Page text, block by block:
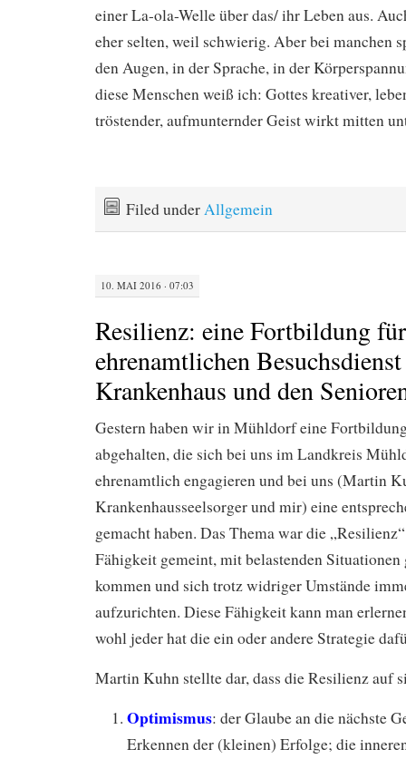
einer La-ola-Welle über das/ ihr Leben aus.
eher selten, weil schwierig. Aber bei manchen
den Augen, in der Sprache, in der
diese Menschen weiß ich: Gottes kreativer,
tröstender, aufmunternder Geist wirkt mitten
Filed underAllgemein
10. MAI 2016 · 07:03
Resilienz: eine Fortbildung
ehrenamtlichen
Krankenhaus und den
Gestern haben wir in Mühldorf eine
abgehalten, die sich bei uns im Landkreis
ehrenamtlich engagieren und bei uns (Martin
Krankenhausseelsorger und mir) eine
gemacht haben. Das Thema war die
Fähigkeit gemeint, mit belastenden Situationen
kommen und sich trotz widriger Umstände
aufzurichten. Diese Fähigkeit kann man
wohl jeder hat die ein oder andere Strategie
Martin Kuhn stellte dar, dass die Resilienz auf
Optimismus: der Glaube an die nächste
Erkennen der (kleinen) Erfolge; die